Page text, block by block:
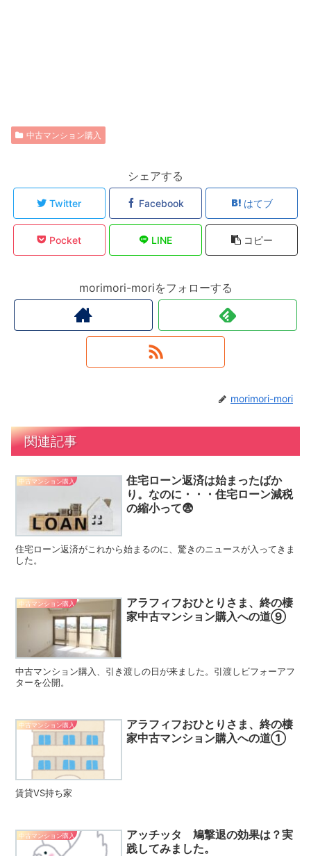
中古マンション購入
シェアする
Twitter Facebook はてブ
Pocket LINE コピー
morimori-moriをフォローする
morimori-mori
関連記事
中古マンション購入
住宅ローン返済は始まったばか
り。なのに・・・住宅ローン減税
の縮小って😨
住宅ローン返済がこれから始まるのに、驚きのニュースが入ってきま
した。
中古マンション購入
アラフィフおひとりさま、終の棲
家中古マンション購入への道⑨
中古マンション購入、引き渡しの日が来ました。引渡しビフォーアフ
ターを公開。
中古マンション購入
アラフィフおひとりさま、終の棲
家中古マンション購入への道①
賃貸VS持ち家
中古マンション購入
アッチッタ 鳩撃退の効果は？実
践してみました。